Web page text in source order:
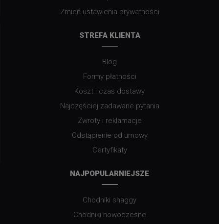
Zmień ustawienia prywatności
STREFA KLIENTA
Blog
Formy płatności
Koszt i czas dostawy
Najczęściej zadawane pytania
Zwroty i reklamacje
Odstąpienie od umowy
Certyfikaty
NAJPOPULARNIEJSZE
Chodniki shaggy
Chodniki nowoczesne